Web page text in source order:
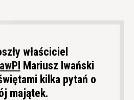
właściciel
Mariusz Iwański
kilka pytań o
majątek.